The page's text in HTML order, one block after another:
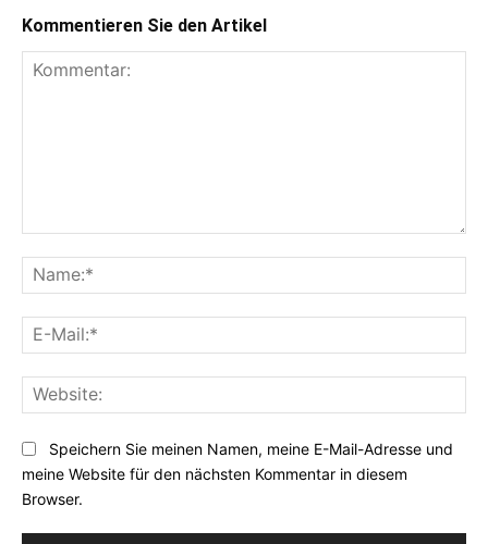
Kommentieren Sie den Artikel
Speichern Sie meinen Namen, meine E-Mail-Adresse und
meine Website für den nächsten Kommentar in diesem
Browser.